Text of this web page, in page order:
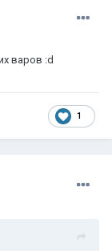
варов :d
1